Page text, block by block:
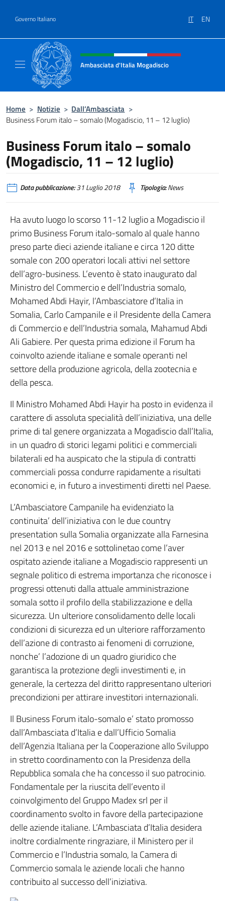
Governo Italiano IT EN
Intestazione sito, social e menù
Ambasciata d'Italia Mogadiscio
Home > Notizie > Dall’Ambasciata >
Business Forum italo – somalo (Mogadiscio, 11 – 12 luglio)
Business Forum italo – somalo
(Mogadiscio, 11 – 12 luglio)
Data pubblicazione:31 Luglio 2018 Tipologia:News
Ha avuto luogo lo scorso 11-12 luglio a Mogadiscio il
primo Business Forum italo-somalo al quale hanno
preso parte dieci aziende italiane e circa 120 ditte
somale con 200 operatori locali attivi nel settore
dell’agro-business. L’evento è stato inaugurato dal
Ministro del Commercio e dell’Industria somalo,
Mohamed Abdi Hayir, l’Ambasciatore d’Italia in
Somalia, Carlo Campanile e il Presidente della Camera
di Commercio e dell’Industria somala, Mahamud Abdi
Ali Gabiere. Per questa prima edizione il Forum ha
coinvolto aziende italiane e somale operanti nel
settore della produzione agricola, della zootecnia e
della pesca.
Il Ministro Mohamed Abdi Hayir ha posto in evidenza il
carattere di assoluta specialità dell’iniziativa, una delle
prime di tal genere organizzata a Mogadiscio dall’Italia,
in un quadro di storici legami politici e commerciali
bilaterali ed ha auspicato che la stipula di contratti
commerciali possa condurre rapidamente a risultati
economici e, in futuro a investimenti diretti nel Paese.
L’Ambasciatore Campanile ha evidenziato la
continuita’ dell’iniziativa con le due country
presentation sulla Somalia organizzate alla Farnesina
nel 2013 e nel 2016 e sottolinetao come l’aver
ospitato aziende italiane a Mogadiscio rappresenti un
segnale politico di estrema importanza che riconosce i
progressi ottenuti dalla attuale amministrazione
somala sotto il profilo della stabilizzazione e della
sicurezza. Un ulteriore consolidamento delle locali
condizioni di sicurezza ed un ulteriore rafforzamento
dell’azione di contrasto ai fenomeni di corruzione,
nonche’ l’adozione di un quadro giuridico che
garantisca la protezione degli investimenti e, in
generale, la certezza del diritto rappresentano ulteriori
precondizioni per attirare investitori internazionali.
Il Business Forum italo-somalo e’ stato promosso
dall’Ambasciata d’Italia e dall’Ufficio Somalia
dell’Agenzia Italiana per la Cooperazione allo Sviluppo
in stretto coordinamento con la Presidenza della
Repubblica somala che ha concesso il suo patrocinio.
Fondamentale per la riuscita dell’evento il
coinvolgimento del Gruppo Madex srl per il
coordinamento svolto in favore della partecipazione
delle aziende italiane. L’Ambasciata d’Italia desidera
inoltre cordialmente ringraziare, il Ministero per il
Commercio e l’Industria somalo, la Camera di
Commercio somala le aziende locali che hanno
contribuito al successo dell’iniziativa.